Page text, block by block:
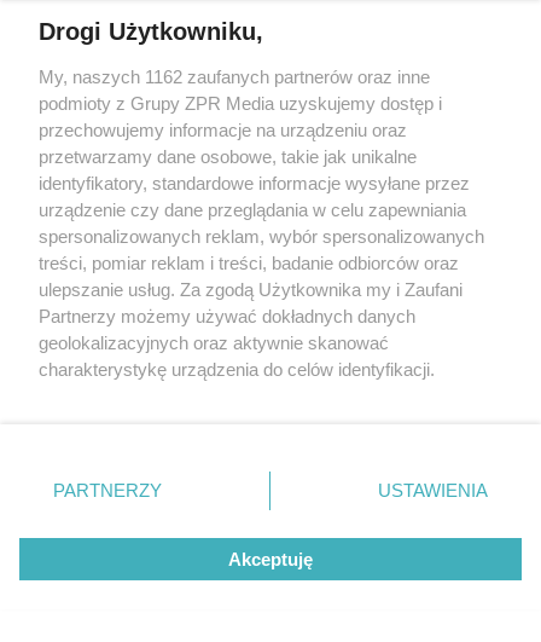
TENIS ZIEMNY
Challenger ATP Kozerki. Ostatni
Polak odpada z turnieju
ZOBACZ WIĘCEJ
Drogi Użytkowniku,
My, naszych 1162 zaufanych partnerów oraz inne
podmioty z Grupy ZPR Media uzyskujemy dostęp i
przechowujemy informacje na urządzeniu oraz
przetwarzamy dane osobowe, takie jak unikalne
identyfikatory, standardowe informacje wysyłane przez
urządzenie czy dane przeglądania w celu zapewniania
spersonalizowanych reklam, wybór spersonalizowanych
treści, pomiar reklam i treści, badanie odbiorców oraz
ulepszanie usług. Za zgodą Użytkownika my i Zaufani
Partnerzy możemy używać dokładnych danych
geolokalizacyjnych oraz aktywnie skanować
charakterystykę urządzenia do celów identyfikacji.
zmienić/wycofać klikając przycisk ustawień prywatności
znajdujący się w lewym dolnym rogu strony
rodzaje przetwarzania danych nie wymagają zgody
użytkownika, ale masz prawo sprzeciwić się takiemu
przetwarzaniu. Preferencje będą miały zastosowanie tylko
PARTNERZY USTAWIENIA
Akceptuję